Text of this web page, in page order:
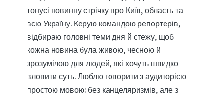
тонусі новинну стрічку про Київ, область та
всю Україну. Керую командою репортерів,
відбираю головні теми дня й стежу, щоб
кожна новина була живою, чесною й
зрозумілою для людей, які хочуть швидко
вловити суть. Люблю говорити з аудиторією
простою мовою: без канцеляризмів, але з